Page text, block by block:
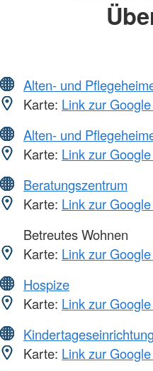
Alten- und
Karte: Link zur
Alten- und
Karte: Link zur
Beratungszentrum
Karte: Link zur
Betreutes Wohnen
Karte: Link zur
Hospize
Karte: Link zur
Kindertageseinrichtung
Karte: Link zur